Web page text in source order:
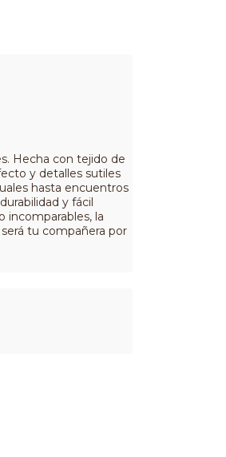
Hecha con tejido de
y detalles sutiles
hasta encuentros
y fácil
incomparables, la
tu compañera por